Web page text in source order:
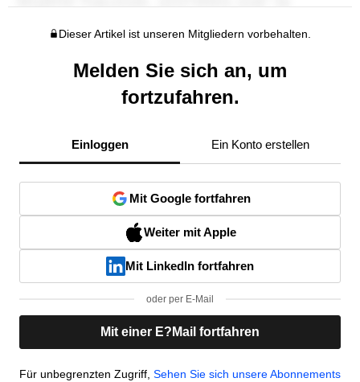
Dieser Artikel ist unseren Mitgliedern vorbehalten.
Melden Sie sich an, um
fortzufahren.
Einloggen Ein Konto erstellen
Mit Google fortfahren
Weiter mit Apple
Mit LinkedIn fortfahren
oder per E-Mail
Mit einer E?Mail fortfahren
Für unbegrenzten Zugriff, Sehen Sie sich unsere Abonnements